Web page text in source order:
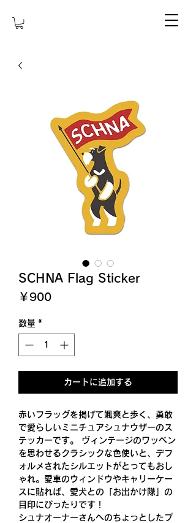
SCHNA Flag Sticker
￥900価
数量 *
カートに追加する
赤いフラッグを掲げて颯爽と歩く、勇敢
で愛らしいミニチュアシュナウザーのス
テッカーです。 ヴィンテージのワッペン
を思わせるクラシックな色使いと、デフ
ォルメされたシルエットがとってもおし
ゃれ。愛車のウィンドウやキャリーケー
スに貼れば、愛犬との「お出かけ隊」の
目印にぴったりです！
シュナオーナーさんへのちょっとしたプ